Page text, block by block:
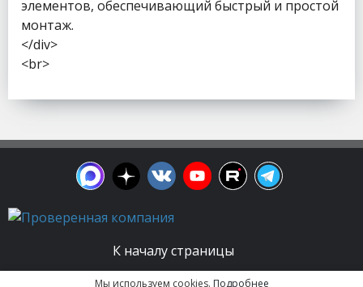
элементов, обеспечивающий быстрый и простой
монтаж.
</div>
<br>
К началу страницы
Мы используем cookies. Подробнее